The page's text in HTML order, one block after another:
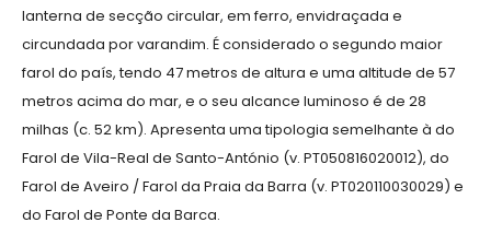
lanterna de secção circular, em ferro, envidraçada e
circundada por varandim. É considerado o segundo maior
farol do país, tendo 47 metros de altura e uma altitude de 57
metros acima do mar, e o seu alcance luminoso é de 28
milhas (c. 52 km). Apresenta uma tipologia semelhante à do
Farol de Vila-Real de Santo-António (v. PT050816020012), do
Farol de Aveiro / Farol da Praia da Barra (v. PT020110030029) e
do Farol de Ponte da Barca.